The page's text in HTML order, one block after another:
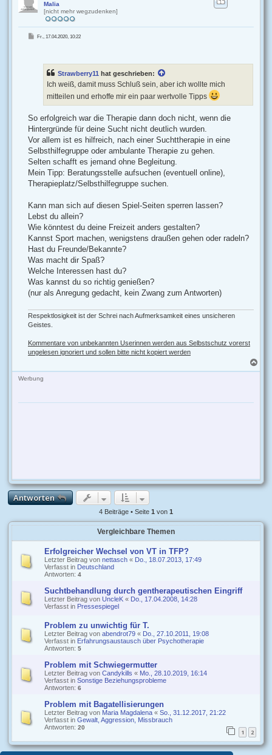
Malia
[nicht mehr wegzudenken]
eFr., 17.04.2020, 10:22
Strawberry11 hat geschrieben:
Ich weiß, damit muss Schluß sein, aber ich wollte mich
mitteilen und erhoffe mir ein paar wertvolle Tipps
So erfolgreich war die Therapie dann doch nicht, wenn die
Hintergründe für deine Sucht nicht deutlich wurden.
Vor allem ist es hilfreich, nach einer Suchttherapie in eine
Selbsthilfegruppe oder ambulante Therapie zu gehen.
Selten schafft es jemand ohne Begleitung.
Mein Tipp: Beratungsstelle aufsuchen (eventuell online),
Therapieplatz/Selbsthilfegruppe suchen.
Kann man sich auf diesen Spiel-Seiten sperren lassen?
Lebst du allein?
Wie könntest du deine Freizeit anders gestalten?
Kannst Sport machen, wenigstens draußen gehen oder radeln?
Hast du Freunde/Bekannte?
Was macht dir Spaß?
Welche Interessen hast du?
Was kannst du so richtig genießen?
(nur als Anregung gedacht, kein Zwang zum Antworten)
Respektlosigkeit ist der Schrei nach Aufmerksamkeit eines unsicheren
Geistes.
Kommentare von unbekannten Userinnen werden aus Selbstschutz vorerst
ungelesen ignoriert und sollen bitte nicht kopiert werden
a
Werbung
Antworten
4 Beiträge • Seite 1 von 1
Vergleichbare Themen
Erfolgreicher Wechsel von VT in TFP?
Letzter Beitrag von nettasch « Do., 18.07.2013, 17:49
Verfasst in Deutschland
Antworten: 4
Suchtbehandlung durch gentherapeutischen Eingriff
Letzter Beitrag von UncleK « Do., 17.04.2008, 14:28
Verfasst in Pressespiegel
Problem zu unwichtig für T.
Letzter Beitrag von abendrot79 « Do., 27.10.2011, 19:08
Verfasst in Erfahrungsaustausch über Psychotherapie
Antworten: 5
Problem mit Schwiegermutter
Letzter Beitrag von Candykills « Mo., 28.10.2019, 16:14
Verfasst in Sonstige Beziehungsprobleme
Antworten: 6
Problem mit Bagatellisierungen
Letzter Beitrag von Maria Magdalena « So., 31.12.2017, 21:22
Verfasst in Gewalt, Aggression, Missbrauch
Antworten: 20
1 2